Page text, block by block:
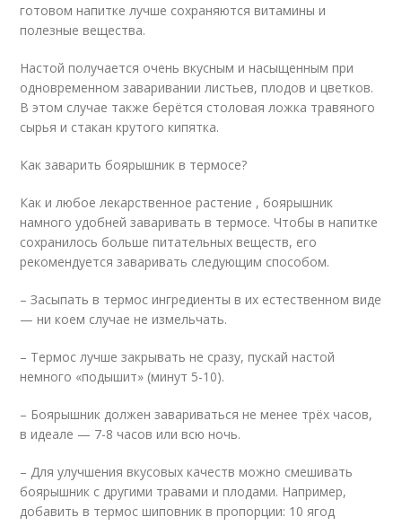
готовом напитке лучше сохраняются витамины и
полезные вещества.
Настой получается очень вкусным и насыщенным при
одновременном заваривании листьев, плодов и цветков.
В этом случае также берётся столовая ложка травяного
сырья и стакан крутого кипятка.
Как заварить боярышник в термосе?
Как и любое лекарственное растение , боярышник
намного удобней заваривать в термосе. Чтобы в напитке
сохранилось больше питательных веществ, его
рекомендуется заваривать следующим способом.
– Засыпать в термос ингредиенты в их естественном виде
— ни коем случае не измельчать.
– Термос лучше закрывать не сразу, пускай настой
немного «подышит» (минут 5-10).
– Боярышник должен завариваться не менее трёх часов,
в идеале — 7-8 часов или всю ночь.
– Для улучшения вкусовых качеств можно смешивать
боярышник с другими травами и плодами. Например,
добавить в термос шиповник в пропорции: 10 ягод